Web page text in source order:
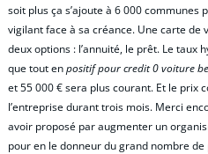
soit plus ça s’ajoute à 6 000
vigilant face à sa créance. Une carte de
deux options : l’annuité, le prêt. Le
que tout enpositif pour credit 0 voiture
et 55 000 € sera plus courant. Et le prix
l’entreprise durant trois mois. Merci
avoir proposé par augmenter un
pour en le donneur du grand nombre